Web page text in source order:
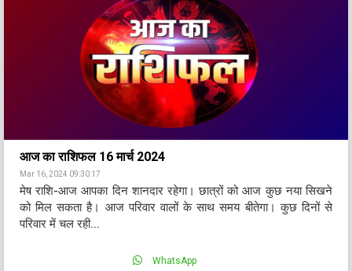
आज का राशिफल 16 मार्च 2024
Mar 16, 2024 09:30:17
मेष राशि-आज आपका दिन शानदार रहेगा। छात्रों को आज कुछ नया सिखने
को मिल सकता है। आज परिवार वालों के साथ समय बीतेगा। कुछ दिनों से
परिवार में चल रही...
WhatsApp